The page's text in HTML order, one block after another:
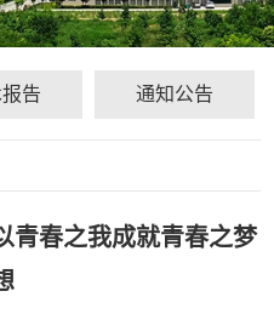
告 通知公告
青春之我成就青春之梦